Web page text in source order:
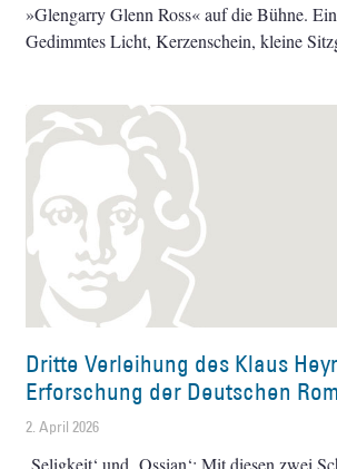
»Glengarry Glenn Ross« auf die Bühne.
Gedimmtes Licht, Kerzenschein, kleine
Dritte Verleihung des Klaus
Erforschung der Deutschen
2. April 2026
‚Seligkeit‘ und ‚Ossian‘: Mit diesen zwei